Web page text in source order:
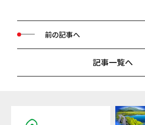
前の記事へ
記事一覧へ